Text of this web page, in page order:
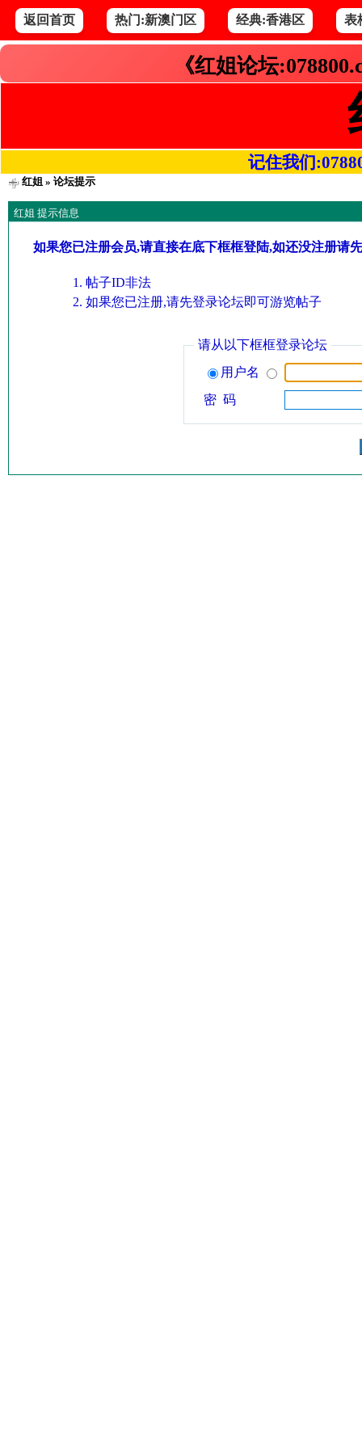
返回首页 热门:新澳门区 经典:香港区 表
《红姐论坛
记住我们
红姐» 论坛提示
红姐 提示信息
如果您已注册会员,请直接在底下框框登陆,如还没注册请
帖子ID非法
如果您已注册,请先登录论坛即可游览帖子
请从以下框框登录论坛
用户名
密 码